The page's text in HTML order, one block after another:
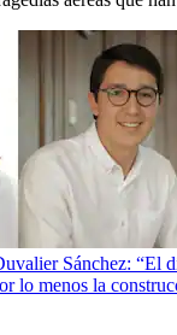
Sánchez: “El
lo menos la